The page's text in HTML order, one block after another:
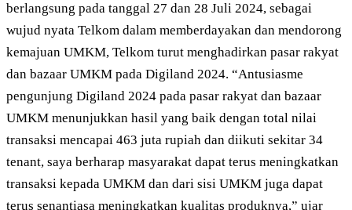
berlangsung pada tanggal 27 dan 28 Juli 2024, sebagai
wujud nyata Telkom dalam memberdayakan dan mendorong
kemajuan UMKM, Telkom turut menghadirkan pasar rakyat
dan bazaar UMKM pada Digiland 2024. “Antusiasme
pengunjung Digiland 2024 pada pasar rakyat dan bazaar
UMKM menunjukkan hasil yang baik dengan total nilai
transaksi mencapai 463 juta rupiah dan diikuti sekitar 34
tenant, saya berharap masyarakat dapat terus meningkatkan
transaksi kepada UMKM dan dari sisi UMKM juga dapat
terus senantiasa meningkatkan kualitas produknya,” ujar